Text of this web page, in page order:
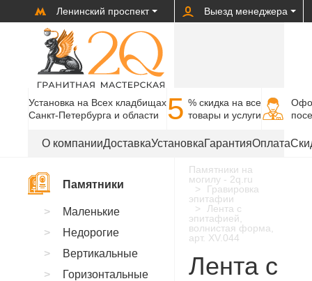
Ленинский проспект Выезд менеджера
Установка на Всех кладбищах
Санкт-Петербурга и области
5 % cкидка на все
товары и услуги
О компанииДоставкаУстановкаГарантияОплата
Памятники на
могилу - 2q.ru
Гравировка
эпитафии
Лента с
эпитафией,
волнистая форма,
арт. XV.044
Лента с
Памятники
Маленькие
Недорогие
Вертикальные
Горизонтальные